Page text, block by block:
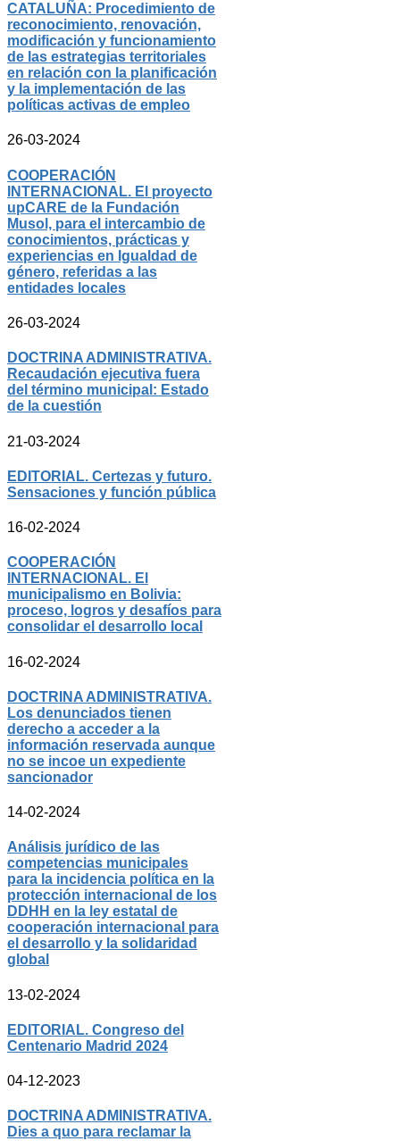
CATALUÑA: Procedimiento de
reconocimiento, renovación,
modificación y funcionamiento
de las estrategias territoriales
en relación con la planificación
y la implementación de las
políticas activas de empleo
26-03-2024
COOPERACIÓN
INTERNACIONAL. El proyecto
upCARE de la Fundación
Musol, para el intercambio de
conocimientos, prácticas y
experiencias en Igualdad de
género, referidas a las
entidades locales
26-03-2024
DOCTRINA ADMINISTRATIVA.
Recaudación ejecutiva fuera
del término municipal: Estado
de la cuestión
21-03-2024
EDITORIAL. Certezas y futuro.
Sensaciones y función pública
16-02-2024
COOPERACIÓN
INTERNACIONAL. El
municipalismo en Bolivia:
proceso, logros y desafíos para
consolidar el desarrollo local
16-02-2024
DOCTRINA ADMINISTRATIVA.
Los denunciados tienen
derecho a acceder a la
información reservada aunque
no se incoe un expediente
sancionador
14-02-2024
Análisis jurídico de las
competencias municipales
para la incidencia política en la
protección internacional de los
DDHH en la ley estatal de
cooperación internacional para
el desarrollo y la solidaridad
global
13-02-2024
EDITORIAL. Congreso del
Centenario Madrid 2024
04-12-2023
DOCTRINA ADMINISTRATIVA.
Dies a quo para reclamar la